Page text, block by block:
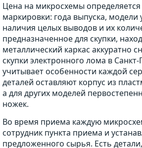
Цена на микросхемы
маркировки: года выпуска, модели
наличия целых выводов и их
предназначенное для скупки,
металлический каркас аккуратно
скупки электронного лома в
учитывает особенности каждой
деталей оставляют корпус из
а для других моделей
ножек.
Во время приема каждую
сотрудник пункта приема и
предложенного сырья. Есть